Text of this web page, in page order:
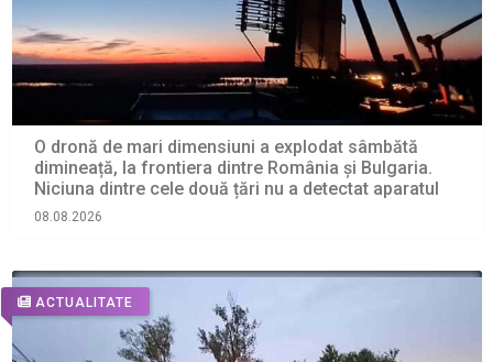
O dronă de mari dimensiuni a explodat sâmbătă
dimineață, la frontiera dintre România și Bulgaria.
Niciuna dintre cele două țări nu a detectat aparatul
08.08.2026
ACTUALITATE